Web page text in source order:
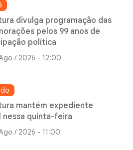
divulga programação das
pelos 99 anos de
política
/ 2026 - 12:00
mantém expediente
nessa quinta-feira
/ 2026 - 11:00